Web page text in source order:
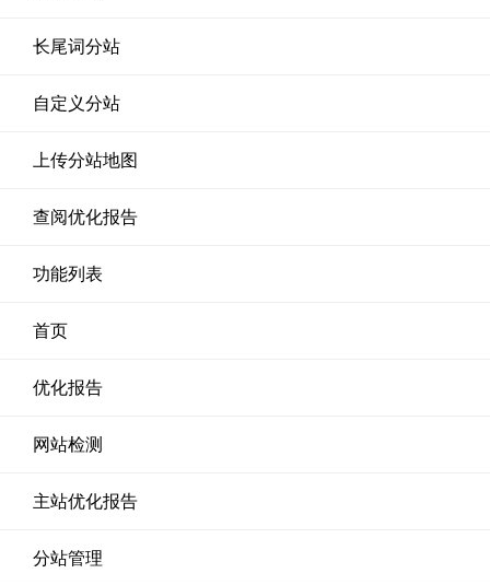
长尾词分站
自定义分站
上传分站地图
查阅优化报告
功能列表
首页
优化报告
网站检测
主站优化报告
分站管理